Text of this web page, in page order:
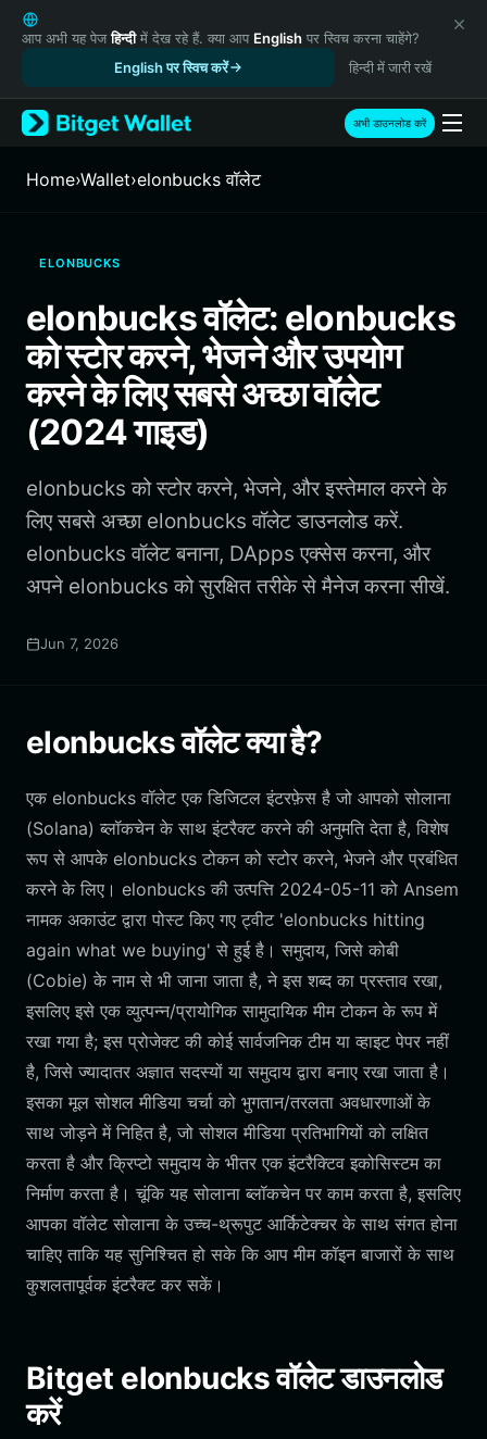
English
日本語
Русский
Español (Latinoamérica)
Türkçe
Italiano
繁體中文
Português (Portugal)
Bahasa Indonesia
ภาษาไทย
Español
Português (Brasil)
Español (Argentina)
आप अभी यह पेजहिन्दीमें देख रहे हैं. क्या आप English पर स्विच करना चाहेंगे?
English पर स्विच करें
हिन्दी में जारी रखें
अभी डाउनलोड करें
Home›Wallet›elonbucks वॉलेट
ELONBUCKS
elonbucks वॉलेट: elonbucks
को स्टोर करने, भेजने और उपयोग
करने के लिए सबसे अच्छा वॉलेट
(2024 गाइड)
elonbucks को स्टोर करने, भेजने, और इस्तेमाल करने के
लिए सबसे अच्छा elonbucks वॉलेट डाउनलोड करें.
elonbucks वॉलेट बनाना, DApps एक्सेस करना, और
अपने elonbucks को सुरक्षित तरीके से मैनेज करना सीखें.
Jun 7, 2026
elonbucks वॉलेट क्या है?
एक elonbucks वॉलेट एक डिजिटल इंटरफ़ेस है जो आपको सोलाना
(Solana) ब्लॉकचेन के साथ इंटरैक्ट करने की अनुमति देता है, विशेष
रूप से आपके elonbucks टोकन को स्टोर करने, भेजने और प्रबंधित
करने के लिए। elonbucks की उत्पत्ति 2024-05-11 को Ansem
नामक अकाउंट द्वारा पोस्ट किए गए ट्वीट 'elonbucks hitting
again what we buying' से हुई है। समुदाय, जिसे कोबी
(Cobie) के नाम से भी जाना जाता है, ने इस शब्द का प्रस्ताव रखा,
इसलिए इसे एक व्युत्पन्न/प्रायोगिक सामुदायिक मीम टोकन के रूप में
रखा गया है; इस प्रोजेक्ट की कोई सार्वजनिक टीम या व्हाइट पेपर नहीं
है, जिसे ज्यादातर अज्ञात सदस्यों या समुदाय द्वारा बनाए रखा जाता है।
इसका मूल सोशल मीडिया चर्चा को भुगतान/तरलता अवधारणाओं के
साथ जोड़ने में निहित है, जो सोशल मीडिया प्रतिभागियों को लक्षित
करता है और क्रिप्टो समुदाय के भीतर एक इंटरैक्टिव इकोसिस्टम का
निर्माण करता है। चूंकि यह सोलाना ब्लॉकचेन पर काम करता है, इसलिए
आपका वॉलेट सोलाना के उच्च-थ्रूपुट आर्किटेक्चर के साथ संगत होना
चाहिए ताकि यह सुनिश्चित हो सके कि आप मीम कॉइन बाजारों के साथ
कुशलतापूर्वक इंटरैक्ट कर सकें।
Bitget elonbucks वॉलेट डाउनलोड
करें